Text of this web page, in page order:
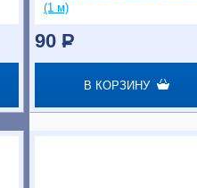
(1 м)
90 P
В КОРЗИНУ